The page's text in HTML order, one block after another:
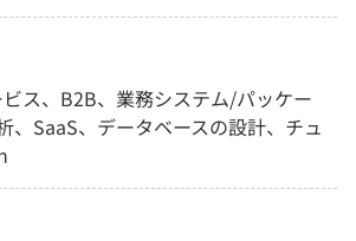
ス、B2B、業務システム/パッケー
、SaaS、データベースの設計、チュ